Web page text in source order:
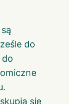
do
do
się